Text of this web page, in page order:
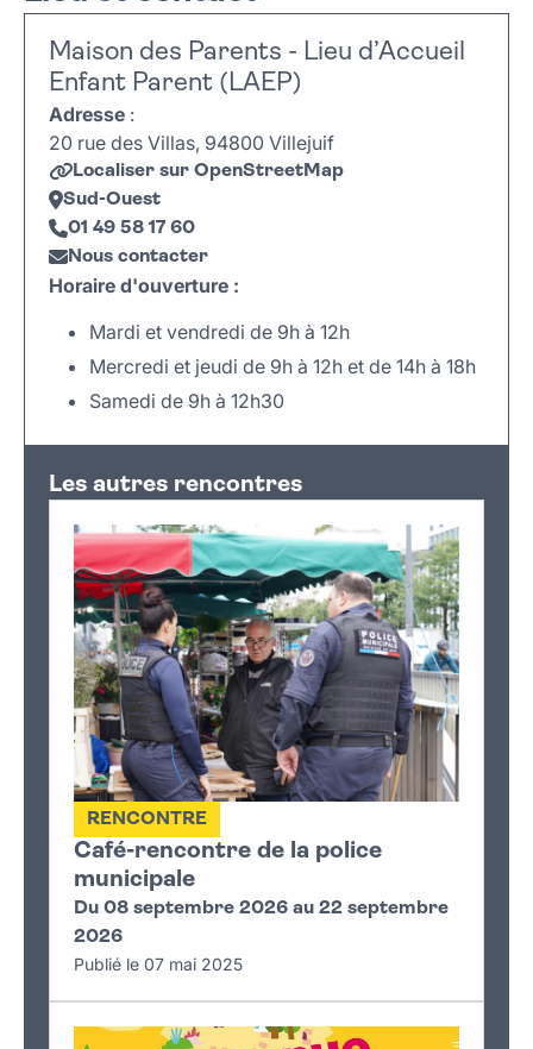
Maison des Parents - Lieu d’Accueil
Enfant Parent (LAEP)
Adresse :
20 rue des Villas, 94800 Villejuif
Localiser sur OpenStreetMap
Sud-Ouest
01 49 58 17 60
Nous contacter
Horaire d'ouverture :
Mardi et vendredi de 9h à 12h
Mercredi et jeudi de 9h à 12h et de 14h à 18h
Samedi de 9h à 12h30
+
−
Les autres rencontres
Café-rencontre de la police
municipale
RENCONTRE
Du 08 septembre 2026 au 22 septembre
2026
Publié le 07 mai 2025